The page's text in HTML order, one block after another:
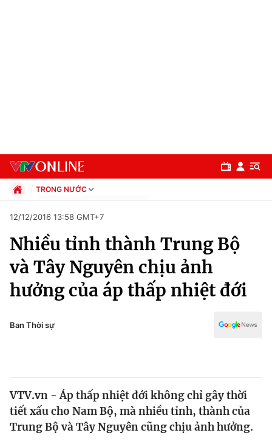
Chuyên mục
Chính trị
Thế giới
TRONG NƯỚC
Xã hội
Pháp luật
Thể thao
Truyền hình
Văn hóa - Giải trí
Đời sống
12/12/2016 13:58 GMT+7
Nhiều tỉnh thành Trung Bộ
và Tây Nguyên chịu ảnh
hưởng của áp thấp nhiệt đới
Ban Thời sự
VTV.vn - Áp thấp nhiệt đới không chỉ gây thời
tiết xấu cho Nam Bộ, mà nhiều tỉnh, thành của
Trung Bộ và Tây Nguyên cũng chịu ảnh hưởng.